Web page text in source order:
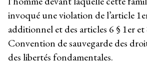
invoqué une violation de l’article 1
additionnel et des articles 6 § 1eret
Convention de sauvegarde des
des libertés fondamentales.